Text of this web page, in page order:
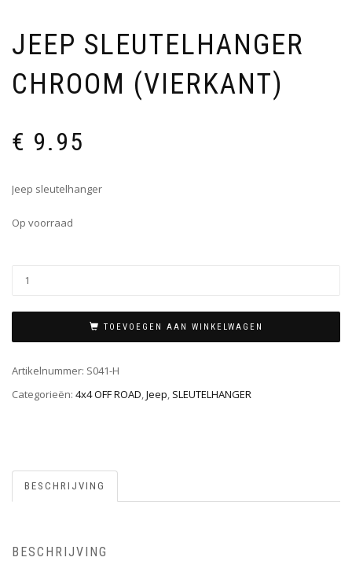
JEEP SLEUTELHANGER
CHROOM (VIERKANT)
€ 9.95
Jeep sleutelhanger
Op voorraad
TOEVOEGEN AAN WINKELWAGEN
Artikelnummer: S041-H
Categorieën: 4x4 OFF ROAD,Jeep, SLEUTELHANGER
BESCHRIJVING
BESCHRIJVING